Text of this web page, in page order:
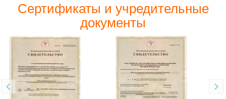
Сертификаты и учредительные
документы